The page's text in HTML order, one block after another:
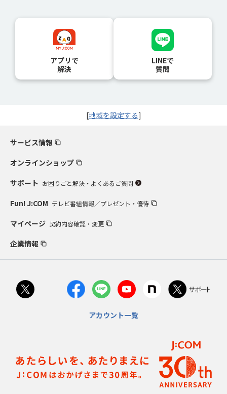
アプリで
解決
LINEで
質問
[地域を設定する]
サービス情報
オンラインショップ
サポート お困りごと解決・よくあるご質問
Fun! J:COM テレビ番組情報／プレゼント・優待
マイページ 契約内容確認・変更
企業情報
アカウント一覧